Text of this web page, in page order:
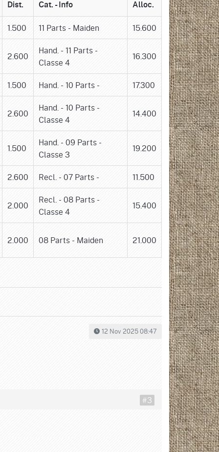
Dist. Cat. - Info Alloc.
1.500 11 Parts - Maiden 15.600
2.600
Hand. - 11 Parts -
Classe 4
16.300
1.500 Hand. - 10 Parts - 17.300
2.600
Hand. - 10 Parts -
Classe 4
14.400
1.500
Hand. - 09 Parts -
Classe 3
19.200
2.600 Recl. - 07 Parts - 11.500
2.000
Recl. - 08 Parts -
Classe 4
15.400
2.000 08 Parts - Maiden 21.000
12 Nov 2025 08:47
#3